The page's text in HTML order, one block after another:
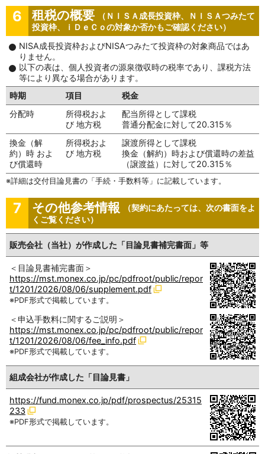
6 租税の概要
（ＮＩＳＡ成長投資枠、ＮＩＳＡつみたて
投資枠、ｉＤｅＣｏの対象か否かもご確認ください）
NISA成長投資枠およびNISAつみたて投資枠の対象商品ではあ
りません。
以下の表は、個人投資者の源泉徴収時の税率であり、課税方法
等により異なる場合があります。
時期
項目
税金
分配時
所得税およ
び 地方税
配当所得として課税
普通分配金に対して20.315％
換金（解
約）時 およ
び償還時
所得税およ
び 地方税
譲渡所得として課税
換金（解約）時および償還時の差益
（譲渡益）に対して20.315％
詳細は交付目論見書の「手続・手数料等」に記載しています。
7 その他参考情報
（契約にあたっては、次の書面をよ
くご覧ください）
販売会社（当社）が作成した「目論見書補完書面」等
＜目論見書補完書面＞
https://mst.monex.co.jp/pc/pdfroot/public/repor
t/1201/2026/08/06/supplement.pdf
※PDF形式で掲載しています。
＜申込手数料に関するご説明＞
https://mst.monex.co.jp/pc/pdfroot/public/repor
t/1201/2026/08/06/fee_info.pdf
※PDF形式で掲載しています。
組成会社が作成した「目論見書」
https://fund.monex.co.jp/pdf/prospectus/25315
233
※PDF形式で掲載しています。